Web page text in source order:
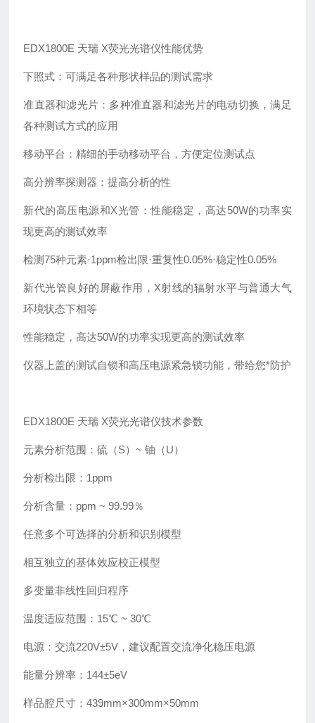
EDX1800E 天瑞 X荧光光谱仪性能优势
下照式：可满足各种形状样品的测试需求
准直器和滤光片：多种准直器和滤光片的电动切换，满足
各种测试方式的应用
移动平台：精细的手动移动平台，方便定位测试点
高分辨率探测器：提高分析的性
新代的高压电源和X光管：性能稳定，高达50W的功率实
现更高的测试效率
检测75种元素·1ppm检出限·重复性0.05%·稳定性0.05%
新代光管良好的屏蔽作用，X射线的辐射水平与普通大气
环境状态下相等
性能稳定，高达50W的功率实现更高的测试效率
仪器上盖的测试自锁和高压电源紧急锁功能，带给您*防护
EDX1800E 天瑞 X荧光光谱仪技术参数
元素分析范围：硫（S）~ 铀（U）
分析检出限：1ppm
分析含量：ppm ~ 99.99％
任意多个可选择的分析和识别模型
相互独立的基体效应校正模型
多变量非线性回归程序
温度适应范围：15℃ ~ 30℃
电源：交流220V±5V，建议配置交流净化稳压电源
能量分辨率：144±5eV
样品腔尺寸：439mm×300mm×50mm